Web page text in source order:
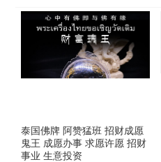
泰国佛牌 阿赞猛班 招财成愿
鬼王 成愿办事 求愿许愿 招财
事业 生意投资